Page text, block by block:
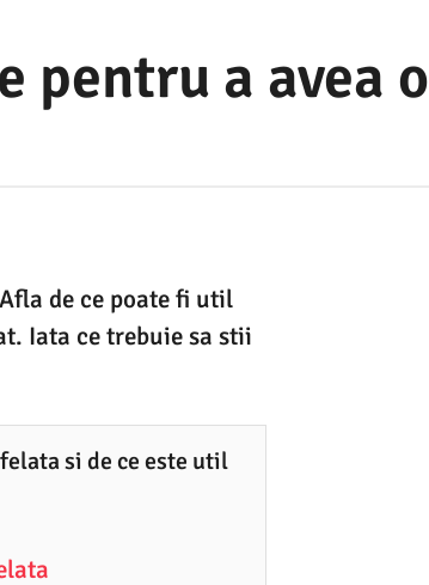
pentru a avea o
de ce poate fi util
Iata ce trebuie sa stii
si de ce este util